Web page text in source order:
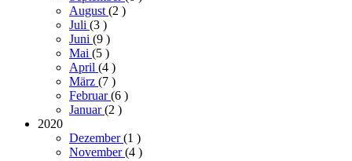
August(2 )
Juli (3 )
Juni (9 )
Mai (5 )
April (4 )
März (7 )
Februar(6 )
Januar(2 )
2020
Dezember(1 )
November(4 )